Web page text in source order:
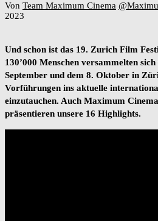
Von Team Maximum Cinema
2023
Und schon ist das 19. Zurich Film
130’000 Menschen versammelten
September und dem 8. Oktober in
Vorführungen ins aktuelle
einzutauchen. Auch Maximum
präsentieren unsere 16 Highlights.